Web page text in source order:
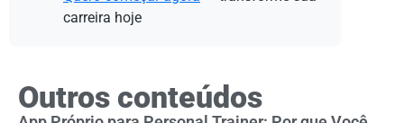
carreira hoje
Outros conteúdos